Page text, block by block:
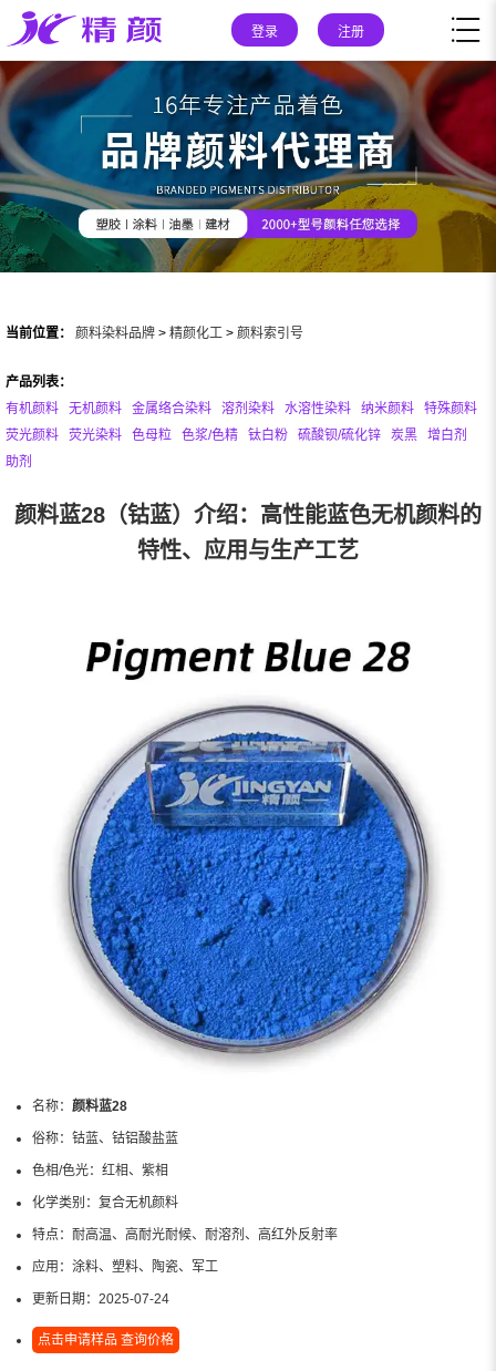
登录 注册
当前位置： 颜料染料品牌 > 精颜化工 > 颜料索引号
产品列表：
有机颜料
无机颜料 金属络合染料 溶剂染料 水溶性染料 纳米颜料
特殊颜料
荧光颜料
荧光染料 色母粒 色浆/色精 钛白粉 硫酸钡/硫化锌 炭黑
增白剂
助剂
颜料蓝28（钴蓝）介绍：高性能蓝色无机颜料的
特性、应用与生产工艺
名称： 颜料蓝28
俗称： 钴蓝、钴铝酸盐蓝
色相/色光： 红相、紫相
化学类别： 复合无机颜料
特点： 耐高温、高耐光耐候、耐溶剂、高红外反射率
应用： 涂料、塑料、陶瓷、军工
更新日期： 2025-07-24
点击申请样品 查询价格